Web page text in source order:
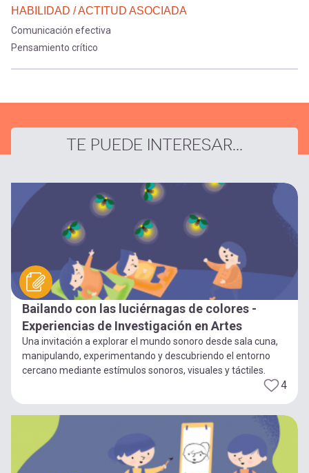
HABILIDAD / ACTITUD ASOCIADA
Comunicación efectiva
Pensamiento crítico
TE PUEDE INTERESAR...
Bailando con las luciérnagas de colores -
Experiencias de Investigación en Artes
Una invitación a explorar el mundo sonoro desde sala cuna,
manipulando, experimentando y descubriendo el entorno
cercano mediante estímulos sonoros, visuales y táctiles.
4